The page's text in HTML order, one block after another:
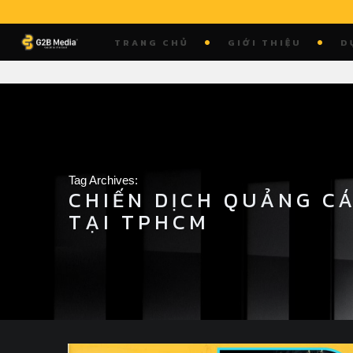
to
content
TRANG CHỦ GIỚI THIỆU
Tag Archives:
CHIẾN DỊCH QUẢNG
TẠI TPHCM